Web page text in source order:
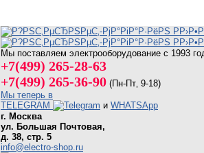
Мы поставляем электрооборудование с 1993
+7(499) 265-28-63
+7(499) 265-36-90 (Пн-Пт‚ 9-18)
Мы теперь в
TELEGRAM
и WHATSApp
г. Москва
ул. Большая Почтовая,
д. 38, стр. 5
info@electro-shop.ru